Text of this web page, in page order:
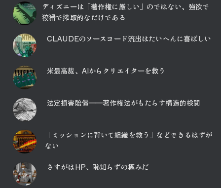
ディズニーは「著作権に厳しい」のではない、強欲で
狡猾で搾取的なだけである
CLAUDEのソースコード流出はたいへんに喜ばしい
米最高裁、AIからクリエイターを救う
法定損害賠償――著作権法がもたらす構造的検閲
「ミッションに背いて組織を救う」などできるはずが
ない
さすがはHP、恥知らずの極みだ